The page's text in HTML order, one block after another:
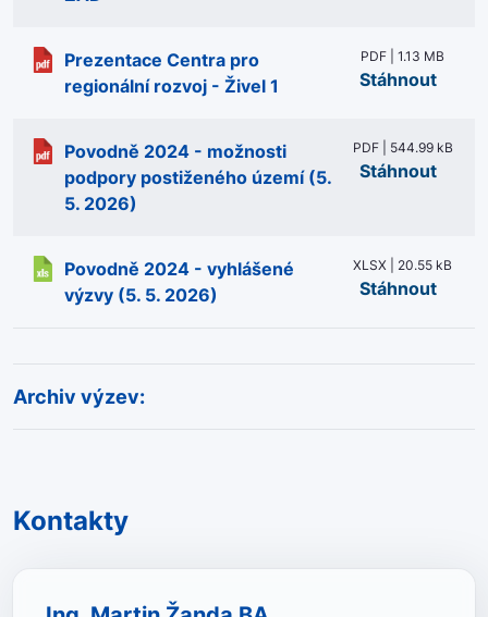
Prezentace Centra pro
regionální rozvoj - Živel 1
PDF | 1.13 MB
Stáhnout
Povodně 2024 - možnosti
podpory postiženého území (5.
5. 2026)
PDF | 544.99 kB
Stáhnout
Povodně 2024 - vyhlášené
výzvy (5. 5. 2026)
XLSX | 20.55 kB
Stáhnout
Archiv výzev:
Kontakty